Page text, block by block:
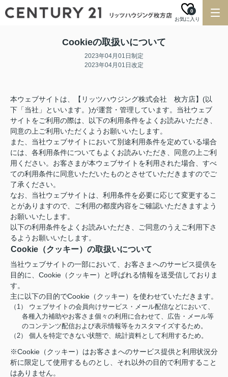
お気に入り
0
Cookieの取扱いについて
2023年04月01日制定
2023年04月01日改定
本ウェブサイトは、【リッツハウジング株式会社 枚方店】(以
下「当社」といいます。)が運営・管理しています。当社ウェブ
サイトをご利用の際は、以下の利用条件をよくお読みいただき、
同意の上ご利用いただくようお願いいたします。
また、当社ウェブサイトにおいて別途利用条件を定めている場合
には、各利用条件についてもよくお読みいただき、同意の上ご利
用ください。お客さまが本ウェブサイトを利用された場合、すべ
ての利用条件に同意いただいたものとさせていただきますのでご
了承ください。
なお、当社ウェブサイトは、利用条件を必要に応じて変更するこ
とがありますので、ご利用の都度内容をご確認いただきますよう
お願いいたします。
以下の利用条件をよくお読みいただき、ご同意のうえご利用下さ
るようお願いいたします。
Cookie（クッキー）の取扱いについて
当社ウェブサイトの一部において、お客さまへのサービス提供を
目的に、Cookie（クッキー）と呼ばれる情報を送受信しておりま
す。
主に以下の目的でCookie（クッキー）を使わせていただきます。
（1） ウェブサイトの会員向けサービス・メール配信などにおいて、
各種入力補助やお客さま個々の利用に合わせて、広告・メール等
のコンテンツ配信および表示情報等をカスタマイズするため。
（2） 個人を特定できない状態で、統計資料として利用するため。
※Cookie（クッキー）はお客さまへのサービス提供と利用状況分
析に限定して使用するものとし、それ以外の目的で利用すること
はありません。